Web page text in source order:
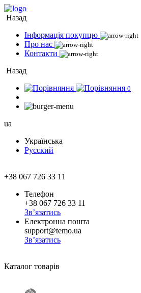
Назад
Інформація покупцю
Про нас
Контакти
Назад
0
ua
Українська
Русский
+38 067 726 33 11
Телефон
+38 067 726 33 11
Зв’язатись
Електронна пошта
support@temo.ua
Зв’язатись
Каталог товарів